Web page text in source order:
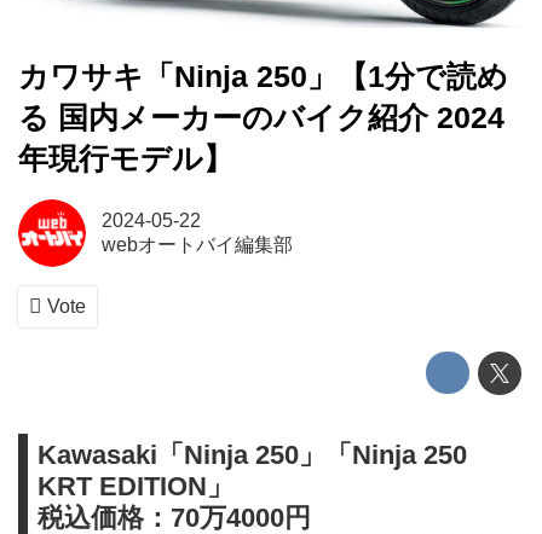
カワサキ「Ninja 250」【1分で読め
る 国内メーカーのバイク紹介 2024
年現行モデル】
2024-05-22
webオートバイ編集部
Vote
Kawasaki「Ninja 250」「Ninja 250
KRT EDITION」
税込価格：70万4000円